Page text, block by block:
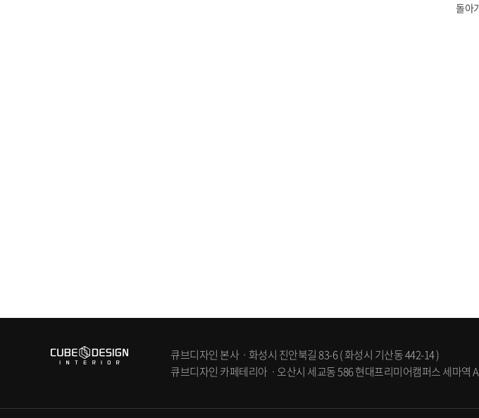
돌아
큐브디자인 본사ㆍ화성시 진안북길 83-6 ( 화성시 기산동 442-14 )
큐브디자인 카페테리아ㆍ오산시 세교동 586 현대프리미어캠퍼스 세마역